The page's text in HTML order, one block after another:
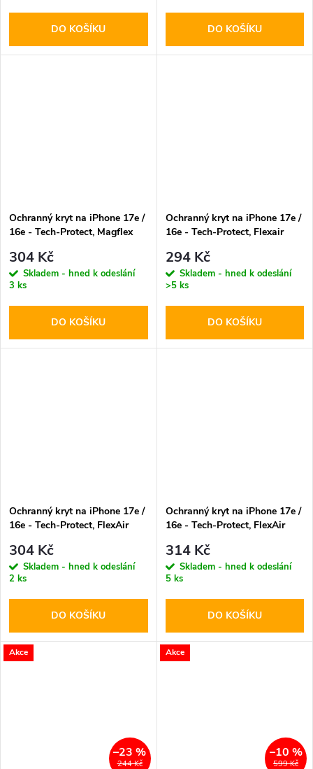
DO KOŠÍKU DO KOŠÍKU
Ochranný kryt na iPhone 17e /
16e - Tech-Protect, Magflex
304 Kč
Skladem - hned k odeslání
3 ks
DO KOŠÍKU
Ochranný kryt na iPhone 17e /
16e - Tech-Protect, Flexair
294 Kč
Skladem - hned k odeslání
>5 ks
DO KOŠÍKU
Ochranný kryt na iPhone 17e /
16e - Tech-Protect, FlexAir
304 Kč
Skladem - hned k odeslání
2 ks
DO KOŠÍKU
Ochranný kryt na iPhone 17e /
16e - Tech-Protect, FlexAir
314 Kč
Skladem - hned k odeslání
5 ks
DO KOŠÍKU
Akce
244 Kč
–23 %
Akce
599 Kč
–10 %